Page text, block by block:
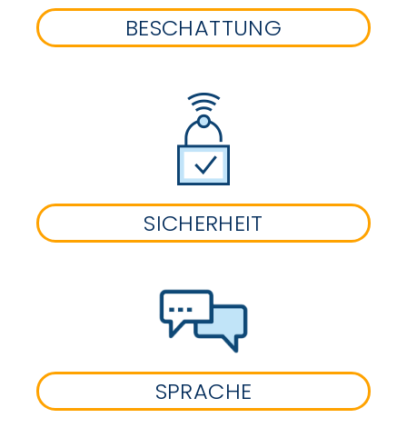
BESCHATTUNG
SICHERHEIT
SPRACHE